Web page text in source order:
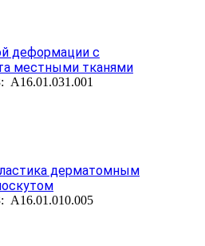
деформации с
местными тканями
A16.01.031.001
дерматомным
A16.01.010.005